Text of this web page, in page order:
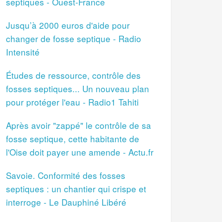
Jusqu’à 2000 euros d'aide pour
changer de fosse septique - Radio
Intensité
Études de ressource, contrôle des
fosses septiques... Un nouveau plan
pour protéger l'eau - Radio1 Tahiti
Après avoir "zappé" le contrôle de sa
fosse septique, cette habitante de
l'Oise doit payer une amende - Actu.fr
Savoie. Conformité des fosses
septiques : un chantier qui crispe et
interroge - Le Dauphiné Libéré